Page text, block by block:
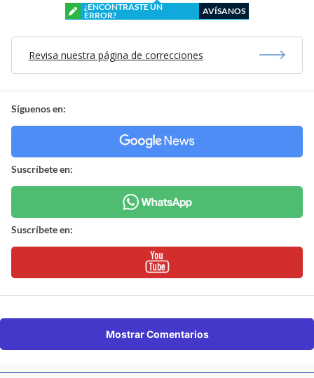
¿ENCONTRASTE UN
ERROR?
AVÍSANOS
Revisa nuestra página de correcciones
Síguenos en:
Suscríbete en:
Suscríbete en:
Mostrar Comentarios